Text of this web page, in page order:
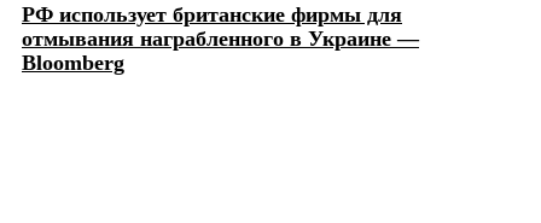
РФ использует британские фирмы для
отмывания награбленного в Украине —
Bloomberg